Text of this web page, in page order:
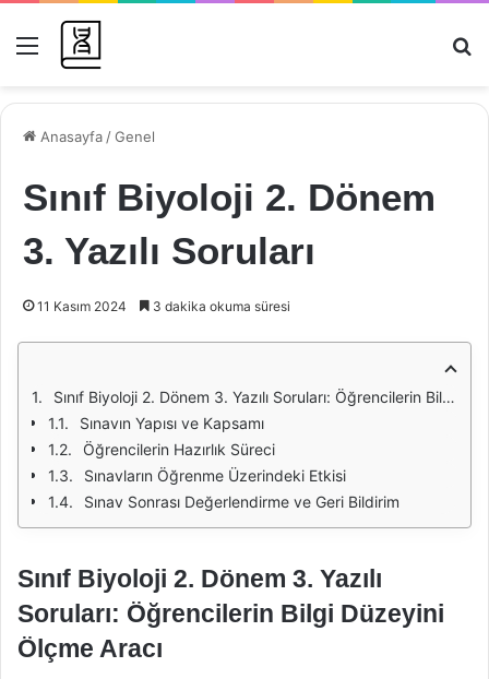
Menü
Anasayfa /Genel
Sınıf Biyoloji 2. Dönem
3. Yazılı Soruları
11 Kasım 2024 3 dakika okuma süresi
Sınıf Biyoloji 2. Dönem 3. Yazılı Soruları: Öğrencilerin Bilgi Düzeyini Ölçme Aracı
Sınavın Yapısı ve Kapsamı
Öğrencilerin Hazırlık Süreci
Sınavların Öğrenme Üzerindeki Etkisi
Sınav Sonrası Değerlendirme ve Geri Bildirim
Sınıf Biyoloji 2. Dönem 3. Yazılı
Soruları: Öğrencilerin Bilgi Düzeyini
Ölçme Aracı